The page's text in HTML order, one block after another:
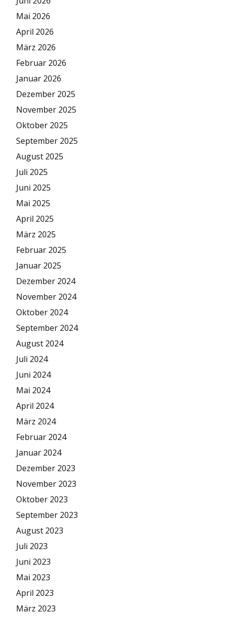
Mai 2026
April 2026
März 2026
Februar 2026
Januar 2026
Dezember 2025
November 2025
Oktober 2025
September 2025
August 2025
Juli 2025
Juni 2025
Mai 2025
April 2025
März 2025
Februar 2025
Januar 2025
Dezember 2024
November 2024
Oktober 2024
September 2024
August 2024
Juli 2024
Juni 2024
Mai 2024
April 2024
März 2024
Februar 2024
Januar 2024
Dezember 2023
November 2023
Oktober 2023
September 2023
August 2023
Juli 2023
Juni 2023
Mai 2023
April 2023
März 2023